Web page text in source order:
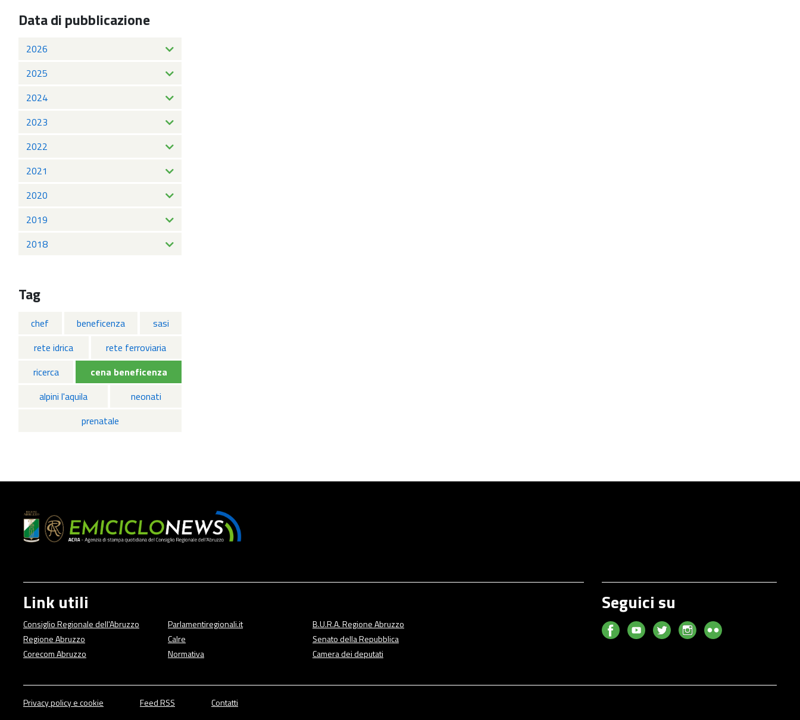
Data di pubblicazione
2026
2025
2024
2023
2022
2021
2020
2019
2018
Tag
chef beneficenza
sasi
rete idrica
rete ferroviaria
ricerca
cena beneficenza
alpini l'aquila
neonati
prenatale
Link utili
Consiglio Regionale dell'Abruzzo
Regione Abruzzo
Corecom Abruzzo
Parlamentiregionali.it
Calre
Normativa
B.U.R.A. Regione Abruzzo
Senato della Repubblica
Camera dei deputati
Seguici su
Privacy policy e cookie Feed RSS Contatti